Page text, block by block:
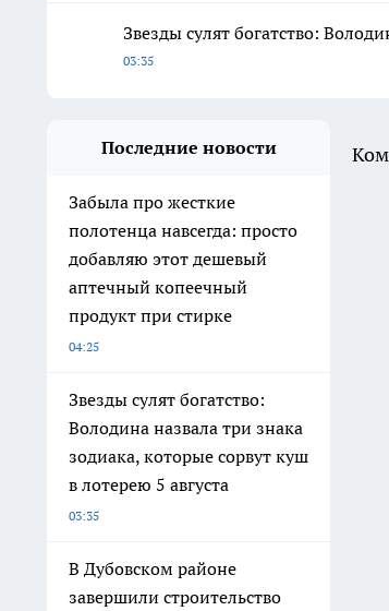
Звезды сулят богатство:
03:35
Последние новости
Забыла про жесткие
полотенца навсегда: просто
добавляю этот дешевый
аптечный копеечный
продукт при стирке
04:25
Звезды сулят богатство:
Володина назвала три знака
зодиака, которые сорвут куш
в лотерею 5 августа
03:35
В Дубовском районе
завершили строительство